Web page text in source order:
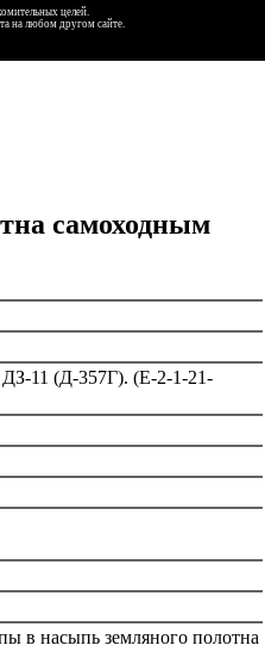
целей.
на любом другом сайте.
самоходным
ДЗ-11 (Д-357Г). (Е-2-1-21-
в насыпь земляного полотна